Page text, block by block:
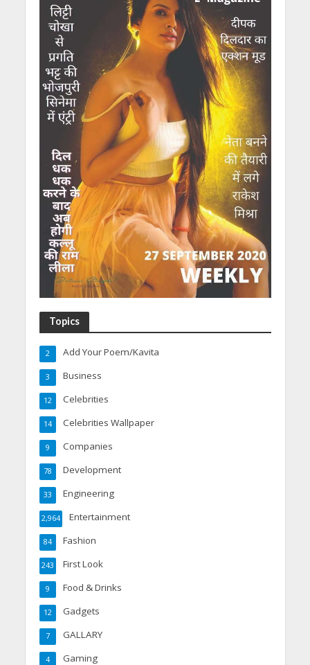
Topics
Add Your Poem/Kavita
2
Business
3
Celebrities
12
Celebrities Wallpaper
14
Companies
9
Development
78
Engineering
33
Entertainment
2,964
Fashion
84
First Look
243
Food & Drinks
9
Gadgets
12
GALLARY
7
Gaming
4